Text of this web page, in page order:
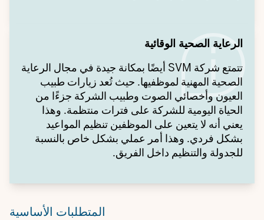
الرعاية الصحية الوقائية
تتمتع شركة SVM أيضًا بمكانة جيدة في مجال الرعاية
الصحية المهنية لموظفيها. حيث تُعد زيارات طبيب
العيون وأخصائي الصوت وطبيب الشركة جزءًا من
الحياة اليومية للشركة على فترات منتظمة. وهذا
يعني أنه لا يتعين على الموظفين تنظيم المواعيد
بشكل فردي. وهذا أمر عملي بشكل خاص بالنسبة
للجدولة والتنظيم داخل الفريق.
المتطلبات الأساسية